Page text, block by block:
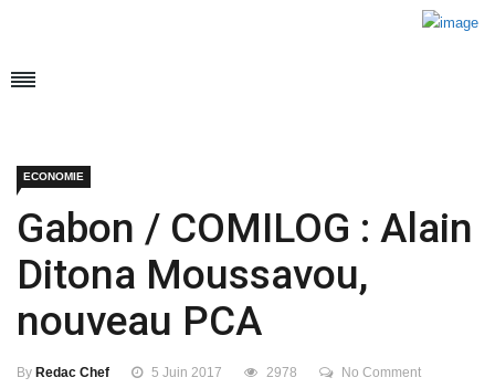
ECONOMIE
Gabon / COMILOG : Alain
Ditona Moussavou,
nouveau PCA
By Redac Chef 5 Juin 2017 2978 No Comment